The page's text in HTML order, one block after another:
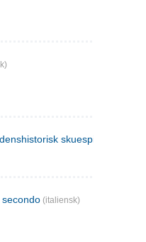
skuespil
(italiensk)